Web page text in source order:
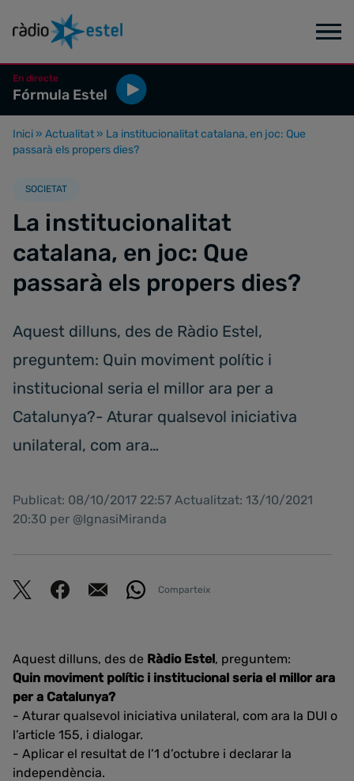
En directe
Fórmula Estel
Inici » Actualitat » La institucionalitat catalana, en joc: Que
passarà els propers dies?
SOCIETAT
La institucionalitat
catalana, en joc: Que
passarà els propers dies?
Aquest dilluns, des de Ràdio Estel,
preguntem: Quin moviment polític i
institucional seria el millor ara per a
Catalunya?- Aturar qualsevol iniciativa
unilateral, com ara…
Publicat: 08/10/2017 22:57 Actualitzat: 13/10/2021
20:30 per @IgnasiMiranda
Comparteix
Aquest dilluns, des de Ràdio Estel, preguntem:
Quin moviment polític i institucional seria el millor ara
per a Catalunya?
- Aturar qualsevol iniciativa unilateral, com ara la DUI o
l’article 155, i dialogar.
- Aplicar el resultat de l’1 d’octubre i declarar la
independència.